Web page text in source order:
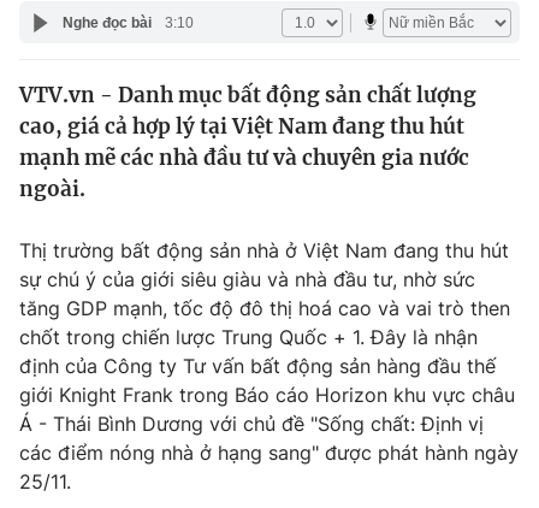
Y tế
Thế giới
Tin tức
Thế giới đó đây
Câu chuyện quốc tế
Kinh tế
Thị trường
Góc doanh nghiệp
Dữ liệu và đời sống
Truyền hình
Phim VTV
Hậu trường
Nhân vật
Giải trí
Điện ảnh
Âm nhạc
Đời sống
Nghe đọc bài 3:10
VTV.vn - Danh mục bất động sản chất lượng
cao, giá cả hợp lý tại Việt Nam đang thu hút
mạnh mẽ các nhà đầu tư và chuyên gia nước
ngoài.
Thị trường bất động sản nhà ở Việt Nam đang thu hút
sự chú ý của giới siêu giàu và nhà đầu tư, nhờ sức
tăng GDP mạnh, tốc độ đô thị hoá cao và vai trò then
chốt trong chiến lược Trung Quốc + 1. Đây là nhận
định của Công ty Tư vấn bất động sản hàng đầu thế
giới Knight Frank trong Báo cáo Horizon khu vực châu
Á - Thái Bình Dương với chủ đề "Sống chất: Định vị
các điểm nóng nhà ở hạng sang" được phát hành ngày
25/11.